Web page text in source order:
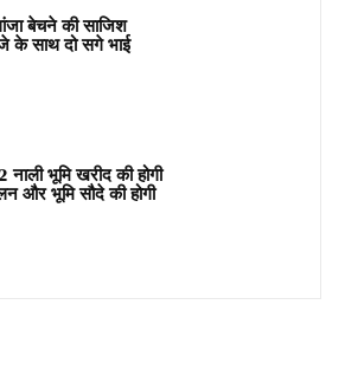
बेचने की साजिश
के साथ दो सगे भाई
नाली भूमि खरीद की होगी
और भूमि सौदे की होगी